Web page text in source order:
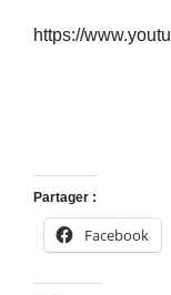
https://
Partager :
Facebook